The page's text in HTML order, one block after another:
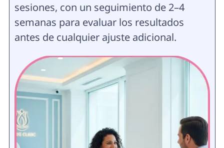
sesiones, con un seguimiento de 2–4
semanas para evaluar los resultados
antes de cualquier ajuste adicional.